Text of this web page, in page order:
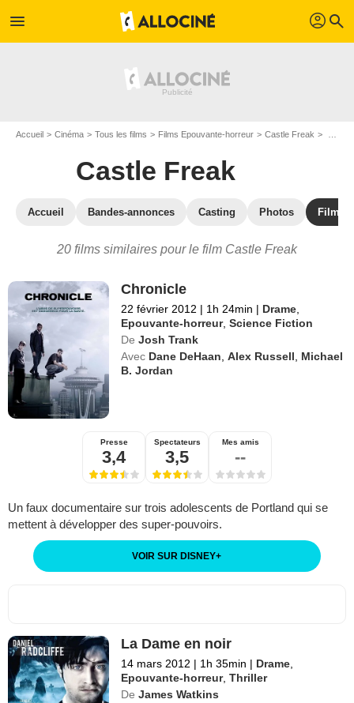
menu profil search
Accueil Cinéma Tous les films Films Epouvante-horreur Castle Freak
Castle Freak
Accueil Bandes-annonces Casting Photos Films
20 films similaires pour le film Castle Freak
Chronicle
22 février 2012 | 1h 24min | Drame
Epouvante-horreur,Science Fiction
De Josh Trank
Avec Dane DeHaan ,Alex Russell
Michael
B. Jordan
Presse
3,4
Spectateurs
3,5
Mes amis
--
Un faux documentaire sur trois adolescents de Portland qui se
mettent à développer des super-pouvoirs.
VOIR SUR DISNEY+
La Dame en noir
14 mars 2012 | 1h 35min | Drame
Epouvante-horreur,Thriller
De James Watkins